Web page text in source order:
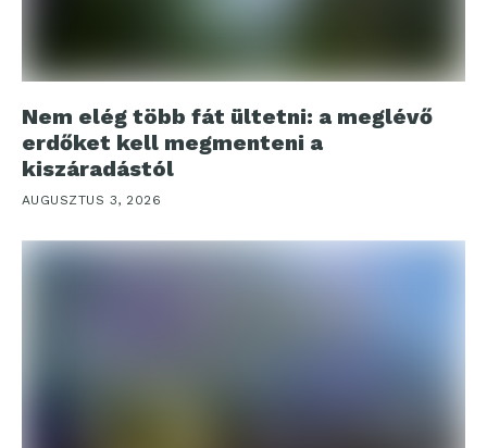
Nem elég több fát ültetni: a meglévő
erdőket kell megmenteni a
kiszáradástól
AUGUSZTUS 3, 2026